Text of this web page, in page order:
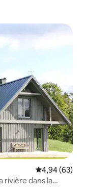
Évaluation
4,94 (63)
rivière dans la